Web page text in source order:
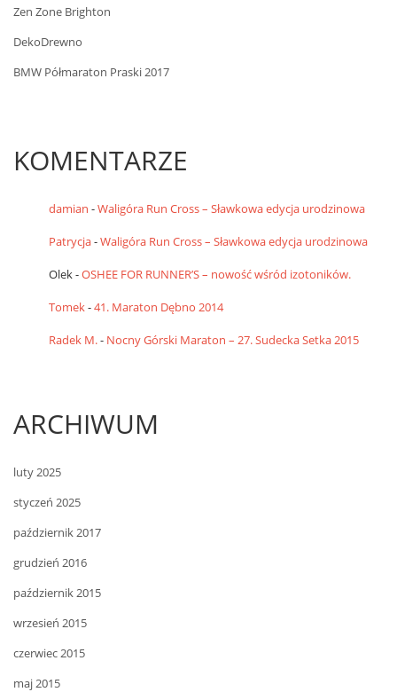
Zen Zone Brighton
DekoDrewno
BMW Półmaraton Praski 2017
KOMENTARZE
damian -Waligóra Run Cross – Sławkowa edycja urodzinowa
Patrycja-Waligóra Run Cross – Sławkowa edycja urodzinowa
Olek-OSHEE FOR RUNNER’S – nowość wśród izotoników.
Tomek-41. Maraton Dębno 2014
Radek M.- Nocny Górski Maraton – 27. Sudecka Setka 2015
ARCHIWUM
luty 2025
styczeń 2025
październik 2017
grudzień 2016
październik 2015
wrzesień 2015
czerwiec 2015
maj 2015